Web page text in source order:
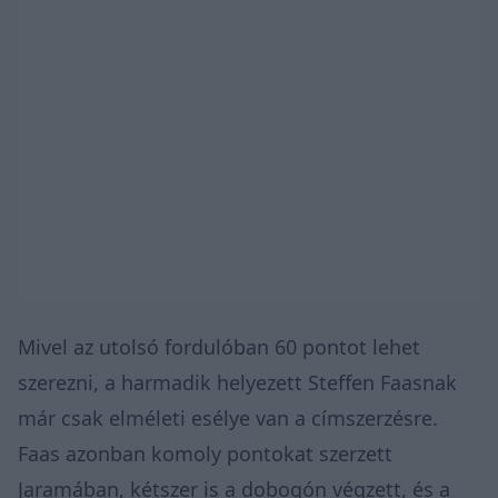
Mivel az utolsó fordulóban 60 pontot lehet
szerezni, a harmadik helyezett Steffen Faasnak
már csak elméleti esélye van a címszerzésre.
Faas azonban komoly pontokat szerzett
Jaramában, kétszer is a dobogón végzett, és a